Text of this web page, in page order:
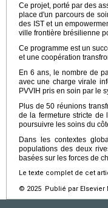
Ce projet, porté par des
place d'un parcours de
des IST et un
ville frontière brésilienne
Ce programme est un
et une coopération
En 6 ans, le nombre de
avec une charge virale
PVVIH pris en soin par le
Plus de 50 réunions
de la fermeture stricte de
poursuivre les soins du
Dans les contextes
populations des deux
basées sur les forces de
Le texte complet de cet
© 2025 Publié par Elsevier